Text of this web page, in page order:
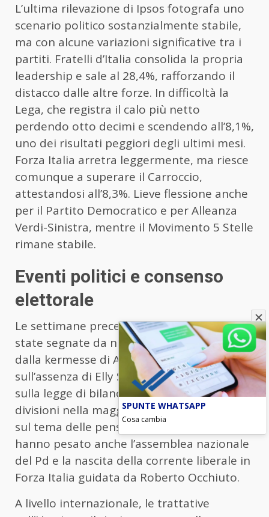
L’ultima rilevazione di Ipsos fotografa uno
scenario politico sostanzialmente stabile,
ma con alcune variazioni significative tra i
partiti. Fratelli d’Italia consolida la propria
leadership e sale al 28,4%, rafforzando il
distacco dalle altre forze. In difficoltà la
Lega, che registra il calo più netto
perdendo otto decimi e scendendo all’8,1%,
uno dei risultati peggiori degli ultimi mesi.
Forza Italia arretra leggermente, ma riesce
comunque a superare il Carroccio,
attestandosi all’8,3%. Lieve flessione anche
per il Partito Democratico e per Alleanza
Verdi-Sinistra, mentre il Movimento 5 Stelle
rimane stabile.
Eventi politici e consenso
elettorale
Le settimane precedenti al sondaggio sono
state segnate da numerosi avvenimenti,
dalla kermesse di Atreju alle polemiche
sull’assenza di Elly Schlein, fino al dibattito
sulla legge di bilancio, che ha evidenziato
divisioni nella maggioranza, in particolare
sul tema delle pensioni. Sul fronte interno
hanno pesato anche l’assemblea nazionale
del Pd e la nascita della corrente liberale in
Forza Italia guidata da Roberto Occhiuto.
A livello internazionale, le trattative
SPUNTE WHATSAPP
Cosa cambia